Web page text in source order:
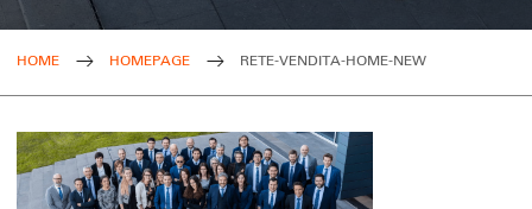
HOME HOMEPAGE RETE-VENDITA-HOME-NEW